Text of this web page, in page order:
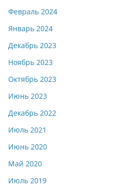
Февраль 2024
Январь 2024
Декабрь 2023
Ноябрь 2023
Октябрь 2023
Июнь 2023
Декабрь 2022
Июль 2021
Июнь 2020
Май 2020
Июль 2019